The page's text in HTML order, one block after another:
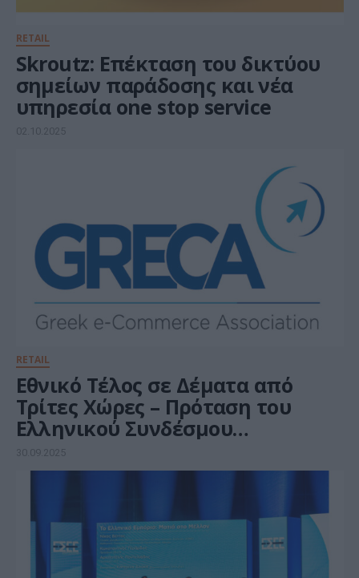
RETAIL
Skroutz: Επέκταση του δικτύου
σημείων παράδοσης και νέα
υπηρεσία one stop service
02.10.2025
RETAIL
Εθνικό Τέλος σε Δέματα από
Τρίτες Χώρες – Πρόταση του
Ελληνικού Συνδέσμου
Ηλεκτρονικού Εμπορίου
(GR.EC.A)
30.09.2025